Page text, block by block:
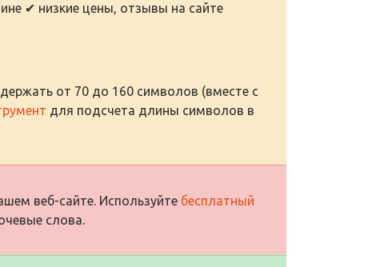
✔ низкие цены, отзывы на сайте
от 70 до 160 символов (вместе с
для подсчета длины символов в
веб-сайте. Используйте бесплатный
слова.